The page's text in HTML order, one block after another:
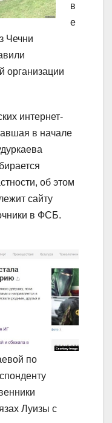
в
е
Чечни
организации
интернет-
в начале
об этом
сайту
в ФСБ.
по
Луизы с